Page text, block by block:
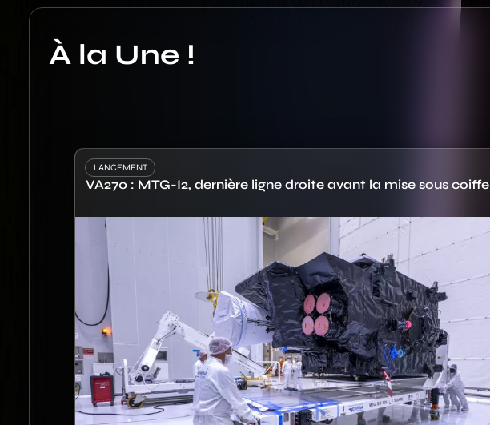
À la Une !
LANCEMENT
VA270 : MTG-I2, dernière ligne droite avant la mise sous coiffe
Image